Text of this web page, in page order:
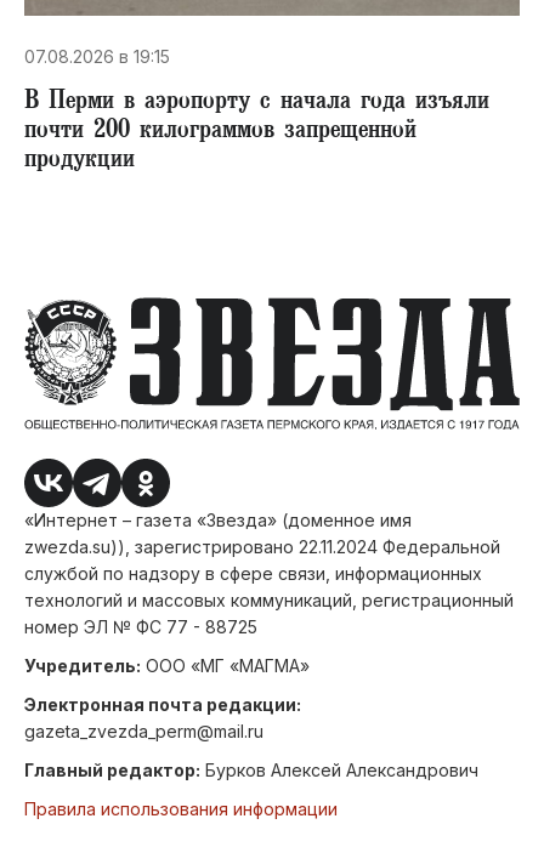
07.08.2026 в 19:15
В Перми в аэропорту с начала года изъяли
почти 200 килограммов запрещенной
продукции
«Интернет – газета «Звезда» (доменное имя
zwezda.su)), зарегистрировано 22.11.2024 Федеральной
службой по надзору в сфере связи, информационных
технологий и массовых коммуникаций, регистрационный
номер ЭЛ № ФС 77 - 88725
Учредитель: ООО «МГ «МАГМА»
Электронная почта редакции:
gazeta_zvezda_perm@mail.ru
Главный редактор: Бурков Алексей Александрович
Правила использования информации